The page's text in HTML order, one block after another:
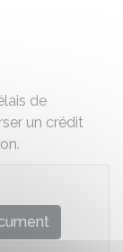
de
un crédit